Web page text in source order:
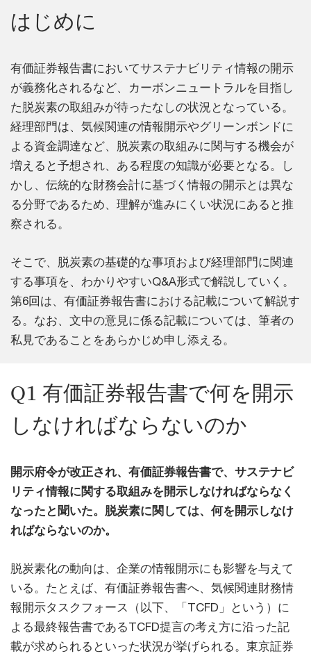
はじめに
有価証券報告書においてサステナビリティ情報の開示
が義務化されるなど、カーボンニュートラルを目指し
た脱炭素の取組みが待ったなしの状況となっている。
経理部門は、気候関連の情報開示やグリーンボンドに
よる資金調達など、脱炭素の取組みに関与する機会が
増えると予想され、ある程度の知識が必要となる。し
かし、伝統的な財務会計に基づく情報の開示とは異な
る分野であるため、理解が進みにくい状況にあると推
察される。
そこで、脱炭素の基礎的な事項および経理部門に関連
する事項を、わかりやすいQ&A形式で解説していく。
第6回は、有価証券報告書における記載について解説す
る。なお、文中の意見に係る記載については、筆者の
私見であることをあらかじめ申し添える。
Q1 有価証券報告書で何を開示
しなければならないのか
開示府令が改正され、有価証券報告書で、サステナビ
リティ情報に関する取組みを開示しなければならなく
なったと聞いた。脱炭素に関しては、何を開示しなけ
ればならないのか。
脱炭素化の動向は、企業の情報開示にも影響を与えて
いる。たとえば、有価証券報告書へ、気候関連財務情
報開示タスクフォース（以下、「TCFD」という）に
よる最終報告書であるTCFD提言の考え方に沿った記
載が求められるといった状況が挙げられる。東京証券